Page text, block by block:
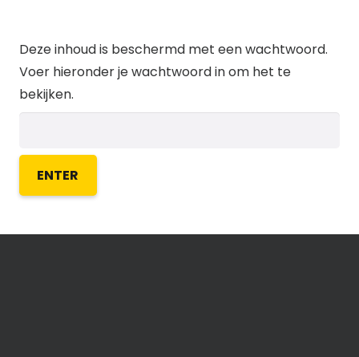
Deze inhoud is beschermd met een wachtwoord.
Voer hieronder je wachtwoord in om het te
bekijken.